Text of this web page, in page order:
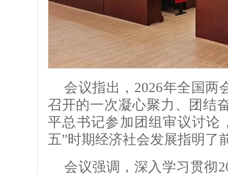
会议指出，2026年全国两
召开的一次凝心聚力、团结
平总书记参加团组审议讨论
五”时期经济社会发展指明了
会议强调，深入学习贯彻